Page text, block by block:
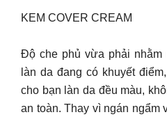
KEM COVER CREAM
Độ che phủ vừa phải
làn da đang có khuyết
cho bạn làn da đều màu,
an toàn. Thay vì ngán ngẩm